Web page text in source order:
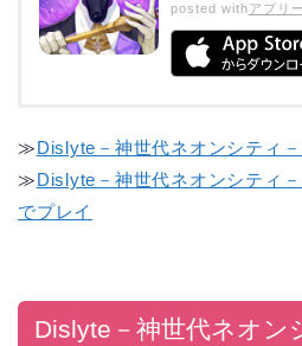
posted withアプリ
≫Dislyte－神世代ネオンシティ
≫Dislyte－神世代ネオンシティ
でプレイ
Dislyte－神世代ネオン